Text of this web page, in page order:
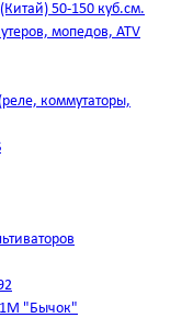
50-150 куб.см.
мопедов, ATV
коммутаторы,
"Бычок"